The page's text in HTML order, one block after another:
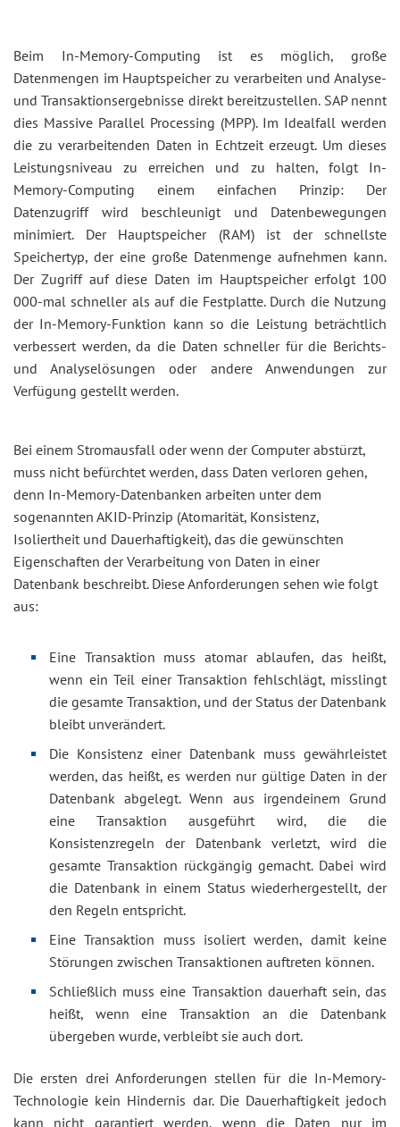
Beim In-Memory-Computing ist es möglich, große
Datenmengen im Hauptspeicher zu verarbeiten und Analyse-
und Transaktionsergebnisse direkt bereitzustellen. SAP nennt
dies Massive Parallel Processing (MPP). Im Idealfall werden
die zu verarbeitenden Daten in Echtzeit erzeugt. Um dieses
Leistungsniveau zu erreichen und zu halten, folgt In-
Memory-Computing einem einfachen Prinzip: Der
Datenzugriff wird beschleunigt und Datenbewegungen
minimiert. Der Hauptspeicher (RAM) ist der schnellste
Speichertyp, der eine große Datenmenge aufnehmen kann.
Der Zugriff auf diese Daten im Hauptspeicher erfolgt 100
000-mal schneller als auf die Festplatte. Durch die Nutzung
der In-Memory-Funktion kann so die Leistung beträchtlich
verbessert werden, da die Daten schneller für die Berichts-
und Analyselösungen oder andere Anwendungen zur
Verfügung gestellt werden.
Bei einem Stromausfall oder wenn der Computer abstürzt,
muss nicht befürchtet werden, dass Daten verloren gehen,
denn In-Memory-Datenbanken arbeiten unter dem
sogenannten AKID-Prinzip (Atomarität, Konsistenz,
Isoliertheit und Dauerhaftigkeit), das die gewünschten
Eigenschaften der Verarbeitung von Daten in einer
Datenbank beschreibt. Diese Anforderungen sehen wie folgt
aus:
Eine Transaktion muss atomar ablaufen, das heißt,
wenn ein Teil einer Transaktion fehlschlägt, misslingt
die gesamte Transaktion, und der Status der Datenbank
bleibt unverändert.
Die Konsistenz einer Datenbank muss gewährleistet
werden, das heißt, es werden nur gültige Daten in der
Datenbank abgelegt. Wenn aus irgendeinem Grund
eine Transaktion ausgeführt wird, die die
Konsistenzregeln der Datenbank verletzt, wird die
gesamte Transaktion rückgängig gemacht. Dabei wird
die Datenbank in einem Status wiederhergestellt, der
den Regeln entspricht.
Eine Transaktion muss isoliert werden, damit keine
Störungen zwischen Transaktionen auftreten können.
Schließlich muss eine Transaktion dauerhaft sein, das
heißt, wenn eine Transaktion an die Datenbank
übergeben wurde, verbleibt sie auch dort.
Die ersten drei Anforderungen stellen für die In-Memory-
Technologie kein Hindernis dar. Die Dauerhaftigkeit jedoch
kann nicht garantiert werden, wenn die Daten nur im